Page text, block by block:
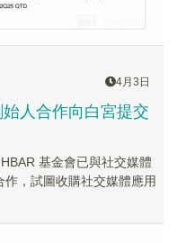
4月3日
人合作向白宮提交
基金會已與社交媒體
，試圖收購社交媒體應用